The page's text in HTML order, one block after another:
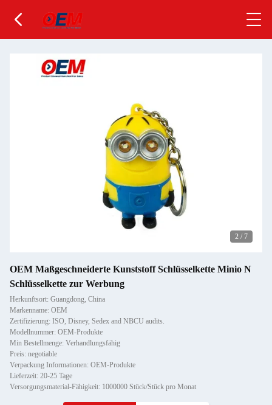
2 / 7
OEM Maßgeschneiderte Kunststoff Schlüsselkette Minio N
Schlüsselkette zur Werbung
Herkunftsort: Guangdong, China
Markenname: OEM
Zertifizierung: ISO, Disney, Sedex and NBCU audits.
Modellnummer: OEM-Produkte
Min Bestellmenge: Verhandlungsfähig
Preis: negotiable
Verpackung Informationen: OEM-Produkte
Lieferzeit: 20-25 Tage
Versorgungsmaterial-Fähigkeit: 1000000 Stück/Stück pro Monat